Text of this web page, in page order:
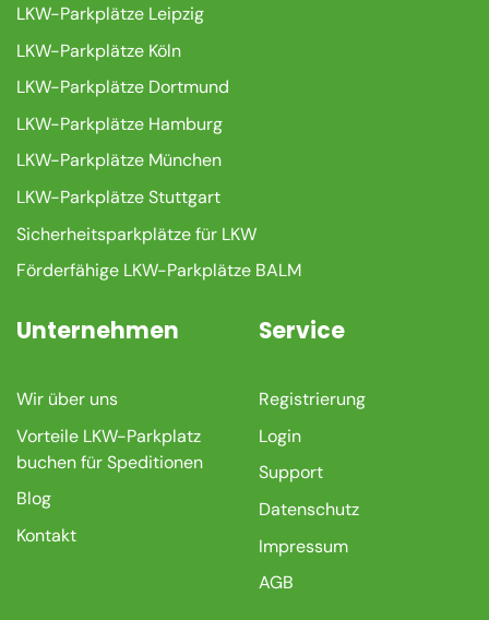
LKW-Parkplätze Leipzig
LKW-Parkplätze Köln
LKW-Parkplätze Dortmund
LKW-Parkplätze Hamburg
LKW-Parkplätze München
LKW-Parkplätze Stuttgart
Sicherheitsparkplätze für LKW
Förderfähige LKW-Parkplätze BALM
Unternehmen
Wir über uns
Vorteile LKW-Parkplatz
buchen für Speditionen
Blog
Kontakt
Service
Registrierung
Login
Support
Datenschutz
Impressum
AGB